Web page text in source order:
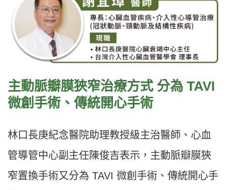
主動脈瓣膜狹窄治療方式 分為 TAVI
微創手術、傳統開心手術
林口長庚紀念醫院助理教授級主治醫師、心血
管導管中心副主任陳俊吉表示，主動脈瓣膜狹
窄置換手術又分為 TAVI 微創手術、傳統開心手